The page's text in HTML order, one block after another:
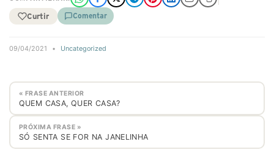
Curtir Comentar
09/04/2021 • Uncategorized
« FRASE ANTERIOR
QUEM CASA, QUER CASA?
PRÓXIMA FRASE »
SÓ SENTA SE FOR NA JANELINHA